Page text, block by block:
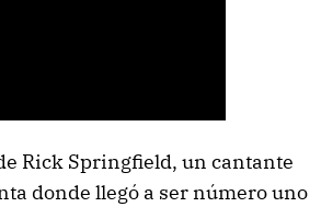
Rick Springfield, un cantante
donde llegó a ser número uno